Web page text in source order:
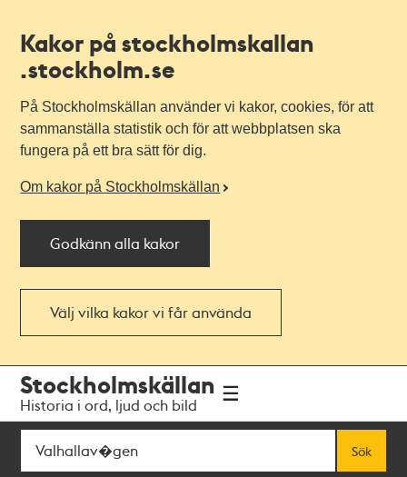
Kakor på stockholmskallan
.stockholm.se
På Stockholmskällan använder vi kakor, cookies, för att
sammanställa statistik och för att webbplatsen ska
fungera på ett bra sätt för dig.
Om kakor på Stockholmskällan
Godkänn alla kakor
Välj vilka kakor vi får använda
navigationen
huvudinnehållet
Stockholmskällan
Historia i ord, ljud och bild
Sök
Sök